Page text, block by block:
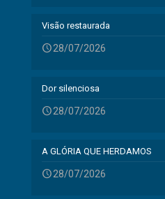
Visão restaurada
28/07/2026
Dor silenciosa
28/07/2026
A GLÓRIA QUE HERDAMOS
28/07/2026